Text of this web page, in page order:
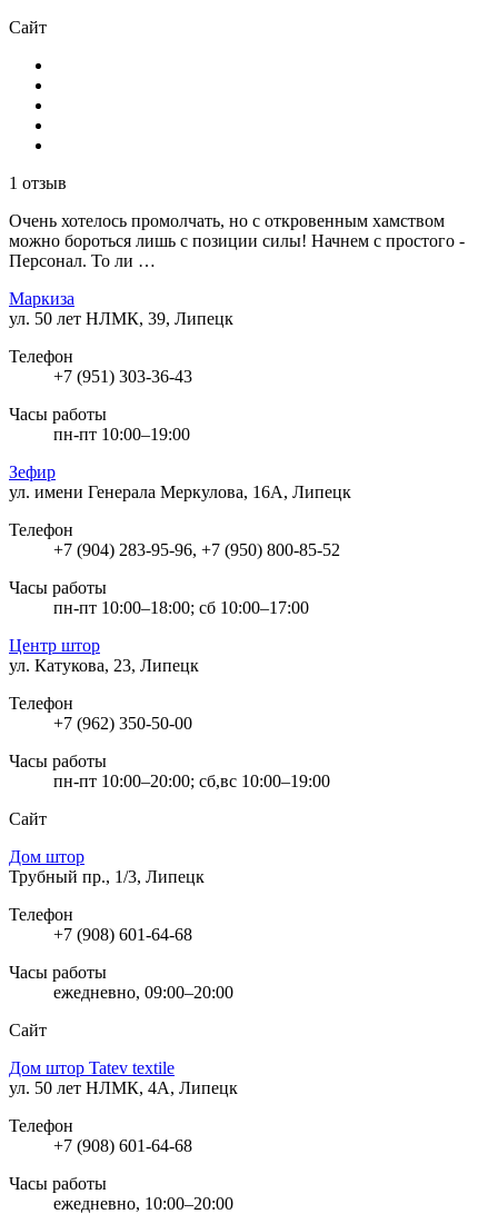
Сайт
1 отзыв
Очень хотелось промолчать, но с откровенным хамством
можно бороться лишь с позиции силы! Начнем с простого -
Персонал. То ли …
Маркиза
ул. 50 лет НЛМК, 39, Липецк
Телефон
+7 (951) 303-36-43
Часы работы
пн-пт 10:00–19:00
Зефир
ул. имени Генерала Меркулова, 16А, Липецк
Телефон
+7 (904) 283-95-96, +7 (950) 800-85-52
Часы работы
пн-пт 10:00–18:00; сб 10:00–17:00
Центр штор
ул. Катукова, 23, Липецк
Телефон
+7 (962) 350-50-00
Часы работы
пн-пт 10:00–20:00; сб,вс 10:00–19:00
Сайт
Дом штор
Трубный пр., 1/3, Липецк
Телефон
+7 (908) 601-64-68
Часы работы
ежедневно, 09:00–20:00
Сайт
Дом штор Tatev textile
ул. 50 лет НЛМК, 4А, Липецк
Телефон
+7 (908) 601-64-68
Часы работы
ежедневно, 10:00–20:00